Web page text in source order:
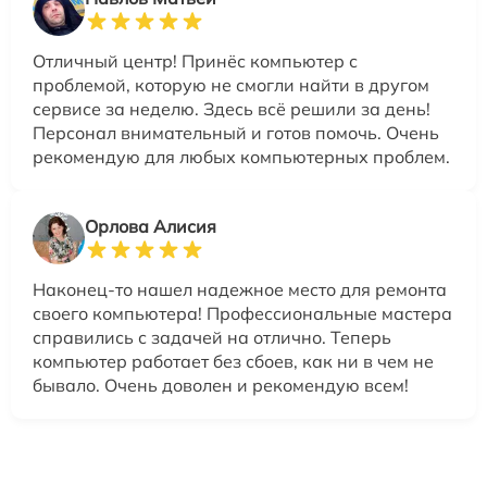
Отличный центр! Принёс компьютер с
проблемой, которую не смогли найти в другом
сервисе за неделю. Здесь всё решили за день!
Персонал внимательный и готов помочь. Очень
рекомендую для любых компьютерных проблем.
Орлова Алисия
Наконец-то нашел надежное место для ремонта
своего компьютера! Профессиональные мастера
справились с задачей на отлично. Теперь
компьютер работает без сбоев, как ни в чем не
бывало. Очень доволен и рекомендую всем!